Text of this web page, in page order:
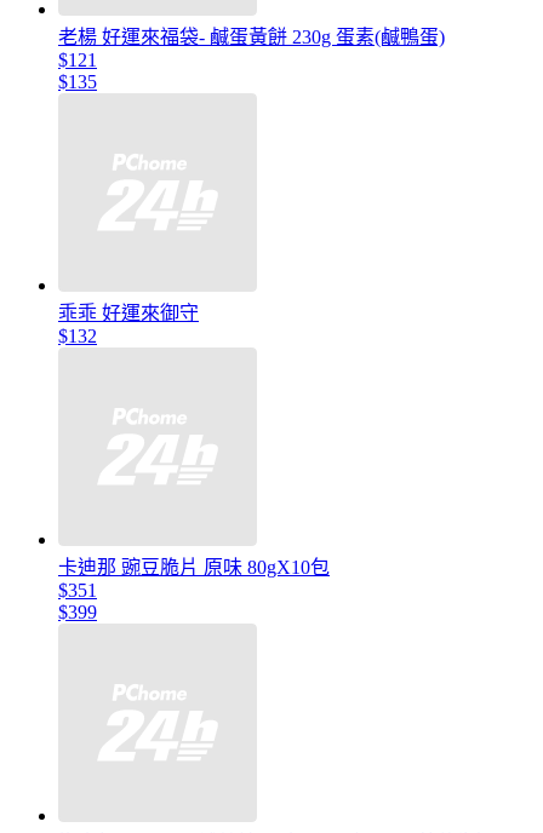
老楊 好運來福袋- 鹹蛋黃餅 230g 蛋素(鹹鴨蛋)
$121
$135
乖乖 好運來御守
$132
卡迪那 豌豆脆片 原味 80gX10包
$351
$399